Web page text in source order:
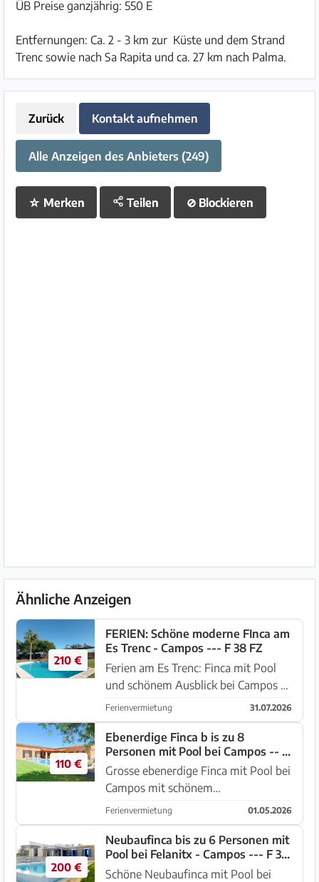
ÜB Preise ganzjährig: 550 E
Entfernungen: Ca. 2 - 3 km zur Küste und dem Strand
Trenc sowie nach Sa Rapita und ca. 27 km nach Palma.
Zurück Kontakt aufnehmen
Alle Anzeigen des Anbieters (249)
☆ Merken Teilen ⊘ Blockieren
Ähnliche Anzeigen
210 €
FERIEN: Schöne moderne FInca am
Es Trenc - Campos --- F 38 FZ
Ferien am Es Trenc: Finca mit Pool
und schönem Ausblick bei Campos -
Es Trenc --- F 38 FZ Schöne,
zweistöckige Finca mit Pool und
Heizung zwischen Campos und SES
Covetes - Es Trenc. Das Haus bef...
Ferienvermietung 31.07.2026
110 €
Ebenerdige Finca b is zu 8
Personen mit Pool bei Campos -- F
35 FZ
Grosse ebenerdige Finca mit Pool bei
Campos mit schönem
Landschaftsausblick. Es hat ein
gepflegten Garten mit Pool, BBQ,
Liegewiese mit genügend
Liegestühlen, grosse überdachte
luftige Terrasse. St...
Ferienvermietung 01.05.2026
200 €
Neubaufinca bis zu 6 Personen mit
Pool bei Felanitx - Campos --- F 33
FZ
Schöne Neubaufinca mit Pool bei